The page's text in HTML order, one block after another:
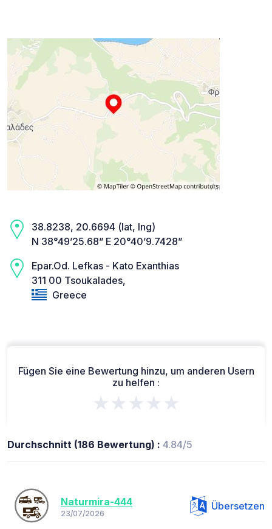
38.8238, 20.6694 (lat, lng)
N 38°49’25.68” E 20°40’9.7428”
Epar.Od. Lefkas - Kato Exanthias
311 00 Tsoukalades,
Greece
Fügen Sie eine Bewertung hinzu, um anderen Usern
zu helfen :
★★★★★
Durchschnitt (186 Bewertung) : 4.84/5
Naturmira-444
23/07/2026
Übersetzen